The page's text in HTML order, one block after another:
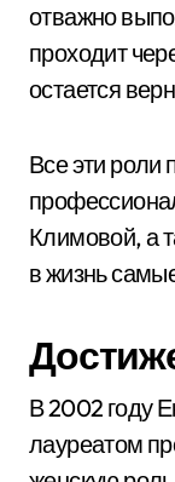
отважно
проходит
остается
Все эти роли
Климовой, а
в жизнь
В 2002 году
лауреатом